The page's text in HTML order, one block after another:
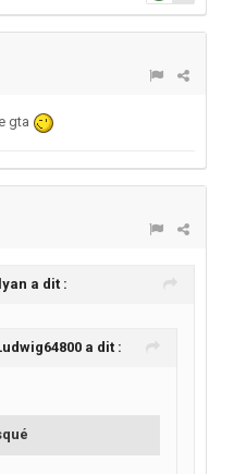
gta
a dit :
a dit :